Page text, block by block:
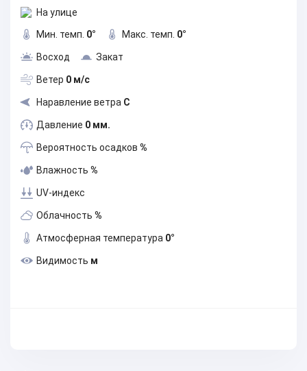
На улице
Мин. темп. 0° Макс. темп. 0°
Восход Закат
Ветер 0 м/с
Наравление ветра С
Давление 0 мм.
Вероятность осадков %
Влажность %
UV-индекс
Облачность %
Атмосферная температура 0°
Видимость м